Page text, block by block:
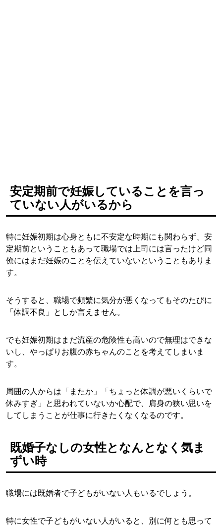
安定期前で妊娠していることを言っ
ていない人がいるから
特に妊娠初期は心身ともに不安定な時期にも関わらず、安
定期前ということもあって職場では上司には言ったけど同
僚にはまだ妊娠のことを伝えていないということもありま
す。
そうすると、職場で頻繁に気分が悪くなってもそのたびに
「体調不良」としか言えません。
でも妊娠初期はまだ流産の危険性も高いので無理はできな
いし、やっぱりお腹の赤ちゃんのことを考えてしまいま
す。
周囲の人からは「またか」「ちょっと体調が悪いくらいで
休みすぎ」と思われていないか心配で、肩身の狭い思いを
してしまうことが仕事に行きたくなくなるのです。
既婚子なしの女性となんとなく気ま
ずい時
職場には既婚者で子どもがいない人もいるでしょう。
特に女性で子どもがいない人がいると、別に何とも思って